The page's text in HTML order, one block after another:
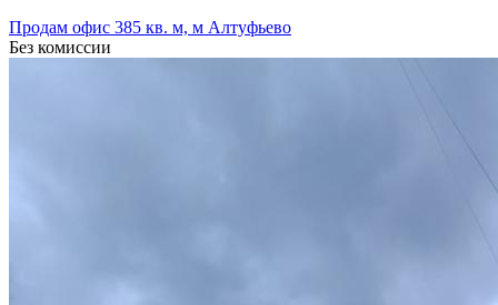
Продам офис 385 кв. м, м Алтуфьево
Без комиссии